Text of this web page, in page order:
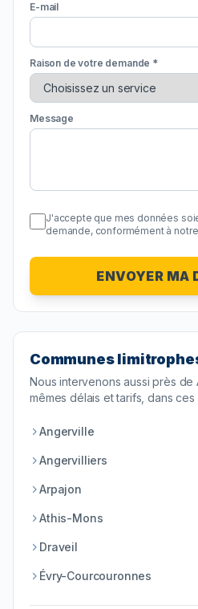
E-mail
Raison de votre demande *
Message
J'accepte que mes données
demande, conformément à notre
ENVOYER MA
Communes
Nous intervenons aussi près de
mêmes délais et tarifs, dans
Angerville
Angervilliers
Arpajon
Athis-Mons
Draveil
Évry-Courcouronnes